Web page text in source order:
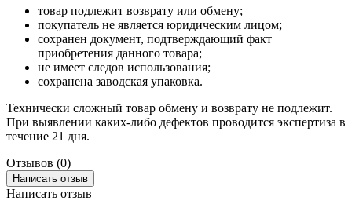
товар подлежит возврату или обмену;
покупатель не является юридическим лицом;
сохранен документ, подтверждающий факт
приобретения данного товара;
не имеет следов использования;
сохранена заводская упаковка.
Технически сложный товар обмену и возврату не подлежит.
При выявлении каких-либо дефектов проводится экспертиза в
течение 21 дня.
Отзывов (0)
Написать отзыв
Написать отзыв